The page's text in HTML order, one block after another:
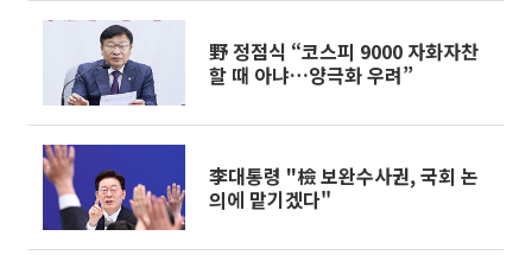
野 정점식 “코스피 9000 자화자찬
할 때 아냐…양극화 우려”
李대통령 "檢 보완수사권, 국회 논
의에 맡기겠다"